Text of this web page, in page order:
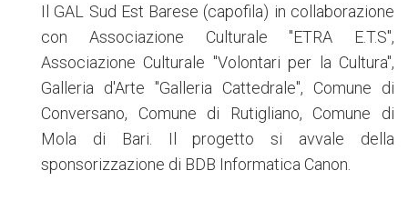
Il GAL Sud Est Barese (capofila) in collaborazione
con Associazione Culturale "ETRA E.T.S",
Associazione Culturale "Volontari per la Cultura",
Galleria d'Arte "Galleria Cattedrale", Comune di
Conversano, Comune di Rutigliano, Comune di
Mola di Bari. Il progetto si avvale della
sponsorizzazione di BDB Informatica Canon.